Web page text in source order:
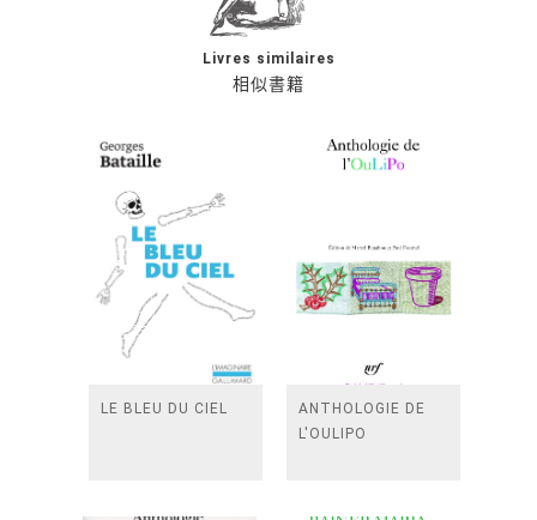
相似書籍
Livres similaires
LE BLEU DU CIEL
ANTHOLOGIE DE
L'OULIPO